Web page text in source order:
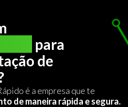
para
de
é a empresa que te
de maneira rápida e segura.